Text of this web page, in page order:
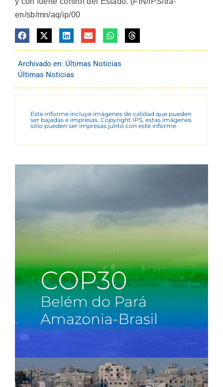
en/sb/mn/aq/ip/00
Archivado en: Últimas Noticias
Últimas Noticias
Este informe incluye imágenes de calidad que pueden
ser bajadas e impresas. Copyright IPS, estas imágenes
sólo pueden ser impresas junto con este informe